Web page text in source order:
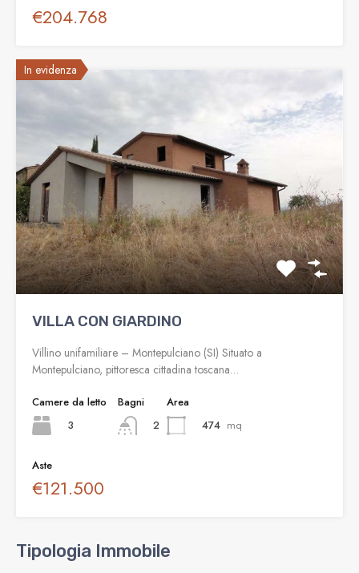
€204.768
In evidenza
VILLA CON GIARDINO
Villino unifamiliare – Montepulciano (SI) Situato a
Montepulciano, pittoresca cittadina toscana…
Camere da letto
3
Bagni
2
Area
474 mq
Aste
€121.500
Tipologia Immobile